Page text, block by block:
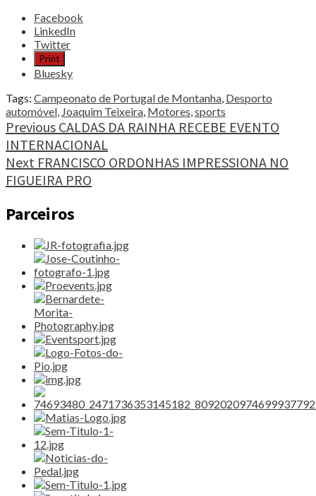
Share
post
"JOAQUIM
TEIXEIRA
ANUNCIOU
O
FIM
DA
CARREIRA"
Facebook
LinkedIn
Twitter
Print
Bluesky
Tags: Campeonato de Portugal de Montanha Desporto
automóvel Joaquim Teixeira Motores sports
Continue
Reading
Previous CALDAS DA RAINHA RECEBE EVENTO
INTERNACIONAL
Next FRANCISCO ORDONHAS IMPRESSIONA NO
FIGUEIRA PRO
Parceiros